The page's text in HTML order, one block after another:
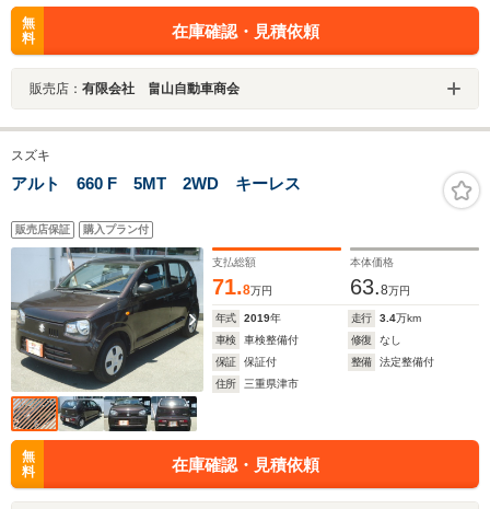
無
料
在庫確認・見積依頼
販売店： 有限会社 畠山自動車商会
スズキ
アルト 660 F 5MT 2WD キーレス
販売店保証 購入プラン付
支払総額
71.8万円
本体価格
63.8万円
年式 2019年 走行 3.4万km
車検
車検整備付 修復
なし
保証
保証付 整備
法定整備付
住所
三重県津市
無
料
在庫確認・見積依頼